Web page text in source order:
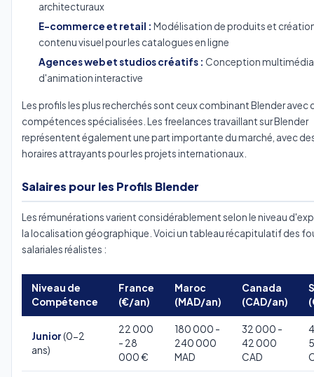
architecturaux
E-commerce et retail : Modélisation de produits et
contenu visuel pour les catalogues en ligne
Agences web et studios créatifs : Conception
d'animation interactive
Les profils les plus recherchés sont ceux combinant Blender avec
compétences spécialisées. Les freelances travaillant sur Blender
représentent également une part importante du marché, avec
horaires attrayants pour les projets internationaux.
Salaires pour les Profils Blender
Les rémunérations varient considérablement selon le niveau
la localisation géographique. Voici un tableau récapitulatif des
salariales réalistes :
Niveau de
Compétence
France
(€/an)
Maroc
(MAD/an)
Canada
(CAD/an)
Junior(0-2
ans)
22 000
- 28
000 €
180 000 -
240 000
MAD
32 000 -
42 000
CAD